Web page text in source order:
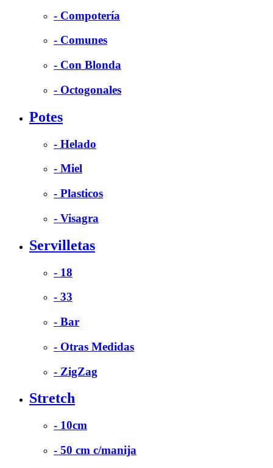
- Compotería
- Comunes
- Con Blonda
- Octogonales
Potes
- Helado
- Miel
- Plasticos
- Visagra
Servilletas
- 18
- 33
- Bar
- Otras Medidas
- ZigZag
Stretch
- 10cm
- 50 cm c/manija